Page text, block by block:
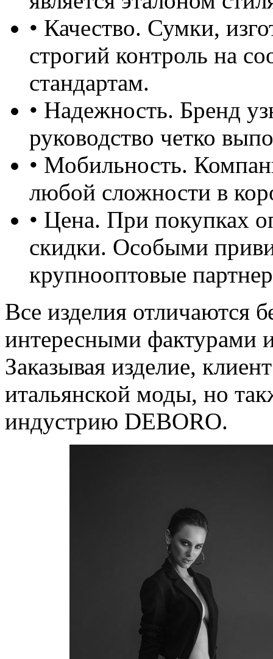
• Качество. Сумки,
строгий контроль на
стандартам.
• Надежность. Бренд
руководство четко
• Мобильность.
любой сложности в
• Цена. При покупках
скидки. Особыми
крупнооптовые
Все изделия отличаются
интересными фактурами
Заказывая изделие,
итальянской моды, но
индустрию DEBORO.